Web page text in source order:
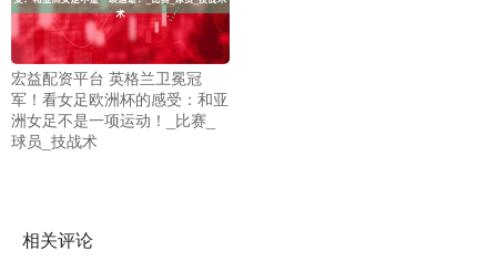
宏益配资平台 英格兰卫冕冠
军！看女足欧洲杯的感受：和亚
洲女足不是一项运动！_比赛_
球员_技战术
相关评论